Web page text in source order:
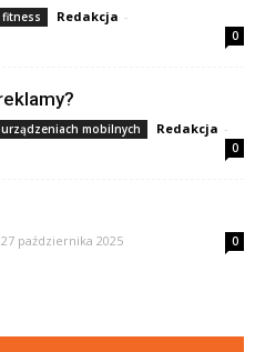
Redakcja -
0
mobilnych Redakcja -
0
27 października 2025 0